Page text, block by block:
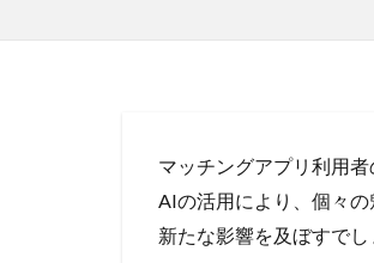
マッチングアプリ利用
AIの活用により、個々
新たな影響を及ぼすでし